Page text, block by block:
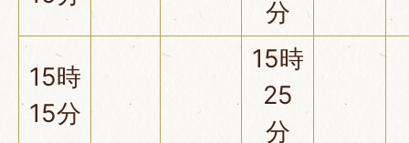
分
15時
15分
15時
25
分